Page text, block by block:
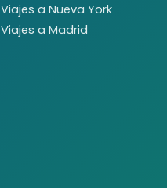
Viajes a Nueva York
Viajes a Madrid